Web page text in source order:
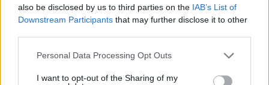
also be disclosed by us to third parties on the IAB’s List of
Downstream Participants that may further disclose it to other
Please note that this website/app uses one or more Google
not limited to your visit or usage behaviour. You may click to
Personal Data Processing Opt Outs
I want to opt-out of the Sharing of my
παράταξη, όπως εξήγησε, «μπορούσε να βρει
έκφραση σε έναν μεγάλο πόλο που θα
αμφισβητούσε ευθέως και ενιαία τη Δεξιά,
μόνο όταν υπήρχε ένας μεγάλος και